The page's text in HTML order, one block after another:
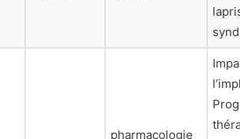
pharmacologie